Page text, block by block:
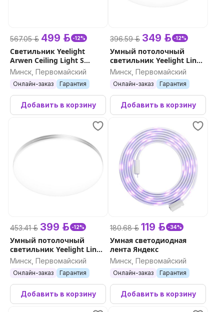
567.05 р. 499 р. -12%
Светильник Yeelight
Arwen Ceiling Light S
серия 450S
Минск, Первомайский
Онлайн-заказ Гарантия
Добавить в корзину
396.59 р. 349 р. -12%
Умный потолочный
светильник Yeelight Line
Ceiling Light C400
Минск, Первомайский
Онлайн-заказ Гарантия
Добавить в корзину
453.41 р. 399 р. -12%
Умный потолочный
светильник Yeelight Line
Ceiling Light C480
Минск, Первомайский
Онлайн-заказ Гарантия
Добавить в корзину
180.68 р. 119 р. -34%
Умная светодиодная
лента Яндекс
Минск, Первомайский
Онлайн-заказ Гарантия
Добавить в корзину